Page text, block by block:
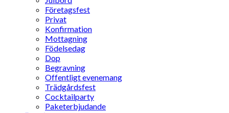
Företagsfest
Privat
Konfirmation
Mottagning
Födelsedag
Dop
Begravning
Offentligt evenemang
Trädgårdsfest
Cocktailparty
Paketerbjudande